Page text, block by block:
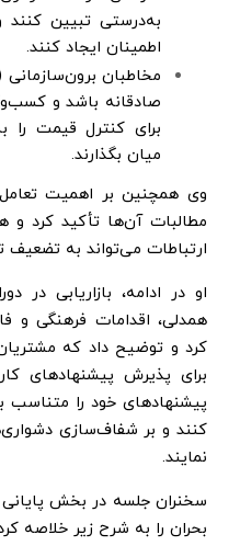
به‌درستی تبیین
اطمینان ایجاد کنند.
مخاطبان برون‌سازمانی
صادقانه باشد و
برای کنترل قیمت
میان بگذارند.
وی همچنین بر اهمیت تعامل
مطالبات آن‌ها تأکید کرد و
ارتباطات می‌تواند به تضعیف
او در ادامه، بازاریابی در
همدلی، اقدامات فرهنگی و
کرد و توضیح داد که
برای پذیرش پیشنهادهای
پیشنهادهای خود را متناسب
کنند و بر شفاف‌سازی
نمایند.
سخنران جلسه در بخش پایانی
بحران را به شرح زیر خلاصه